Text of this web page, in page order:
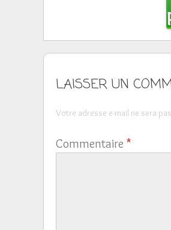
LAISSER UN
Votre adresse e-mail ne sera
Commentaire *